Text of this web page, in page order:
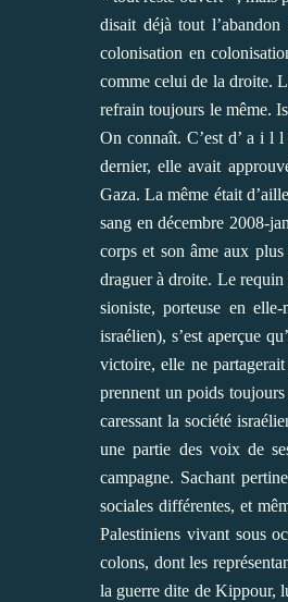
disait déjà tout
colonisation en
comme celui de la droite.
refrain toujours le même.
On connaît. C’est d’ a i l
dernier, elle avait
Gaza. La même était
sang en décembre 2008-
corps et son âme aux
draguer à droite. Le
sioniste, porteuse en
israélien), s’est aperçue
victoire, elle ne
prennent un poids
caressant la société
une partie des voix de
campagne. Sachant
sociales différentes, et
Palestiniens vivant sous
colons, dont les
la guerre dite de Kippour,